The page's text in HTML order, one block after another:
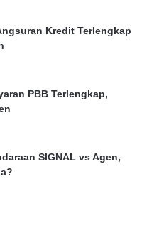
Kredit Terlengkap
PBB Terlengkap,
SIGNAL vs Agen,